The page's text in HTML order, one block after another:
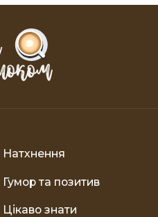
Натхнення
Гумор та позитив
Цікаво знати